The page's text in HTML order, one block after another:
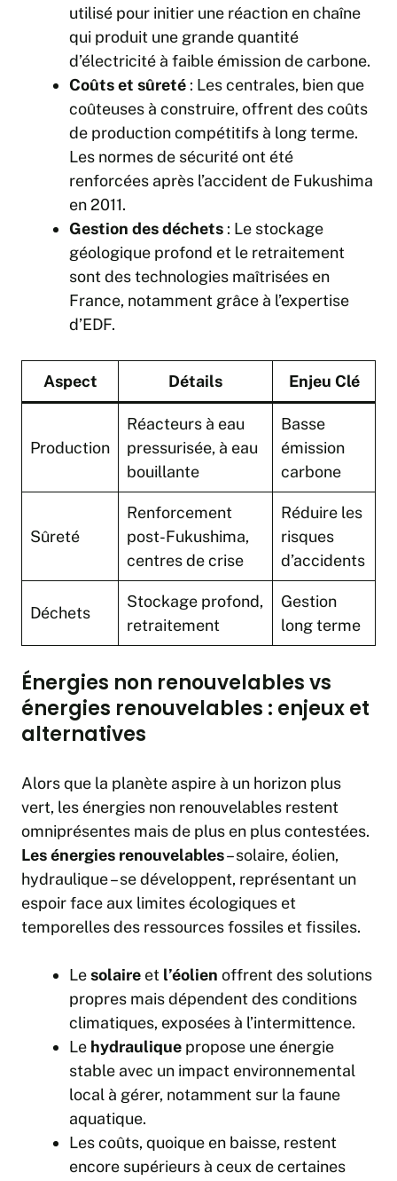
utilisé pour initier une réaction en chaîne
qui produit une grande quantité
d’électricité à faible émission de carbone.
Coûts et sûreté : Les centrales, bien que
coûteuses à construire, offrent des coûts
de production compétitifs à long terme.
Les normes de sécurité ont été
renforcées après l’accident de Fukushima
en 2011.
Gestion des déchets : Le stockage
géologique profond et le retraitement
sont des technologies maîtrisées en
France, notamment grâce à l’expertise
d’EDF.
Aspect Détails Enjeu Clé
Production
Réacteurs à eau
pressurisée, à eau
bouillante
Basse
émission
carbone
Sûreté
Renforcement
post-Fukushima,
centres de crise
Réduire les
risques
d’accidents
Déchets
Stockage profond,
retraitement
Gestion
long terme
Énergies non renouvelables vs
énergies renouvelables : enjeux et
alternatives
Alors que la planète aspire à un horizon plus
vert, les énergies non renouvelables restent
omniprésentes mais de plus en plus contestées.
Les énergies renouvelables– solaire, éolien,
hydraulique – se développent, représentant un
espoir face aux limites écologiques et
temporelles des ressources fossiles et fissiles.
Lesolaire et l’éolien offrent des solutions
propres mais dépendent des conditions
climatiques, exposées à l’intermittence.
Le hydraulique propose une énergie
stable avec un impact environnemental
local à gérer, notamment sur la faune
aquatique.
Les coûts, quoique en baisse, restent
encore supérieurs à ceux de certaines